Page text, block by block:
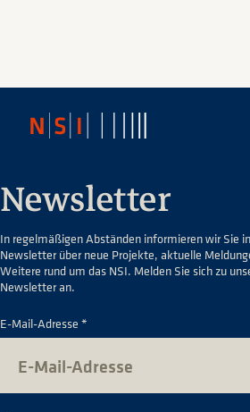
Newsletter
In regelmäßigen Abständen informieren wir Sie
Newsletter über neue Projekte, aktuelle
Weitere rund um das NSI. Melden Sie sich zu
Newsletter an.
E-Mail-Adresse *